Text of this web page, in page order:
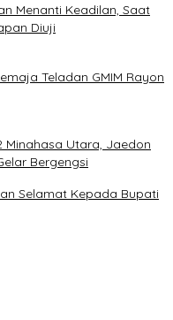
Menanti Keadilan, Saat
Diuji
Teladan GMIM Rayon
Minahasa Utara, Jaedon
Bergengsi
Selamat Kepada Bupati